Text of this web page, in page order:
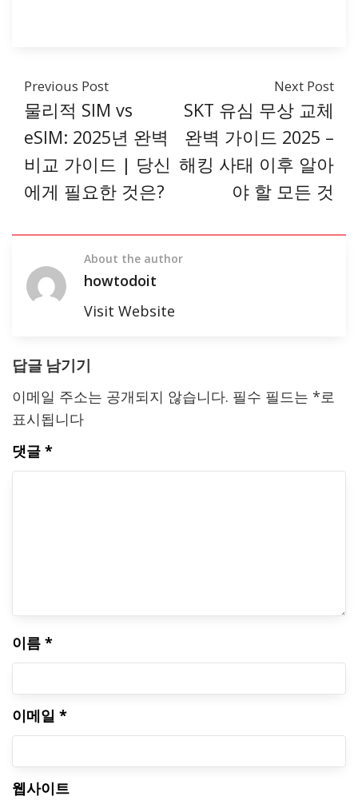
Previous Post
물리적 SIM vs
eSIM: 2025년 완벽
비교 가이드 | 당신
에게 필요한 것은?
Next Post
SKT 유심 무상 교체
완벽 가이드 2025 –
해킹 사태 이후 알아
야 할 모든 것
About the author
howtodoit
Visit Website
답글 남기기
이메일 주소는 공개되지 않습니다. 필수 필드는 *로
표시됩니다
댓글 *
이름 *
이메일 *
웹사이트